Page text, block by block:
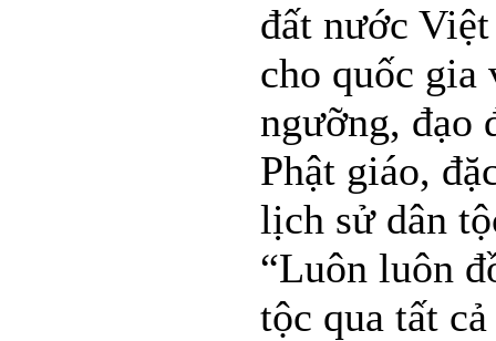
đất nước
cho quốc gia
ngưỡng, đạo
Phật giáo,
lịch sử dân
“Luôn luôn
tộc qua tất